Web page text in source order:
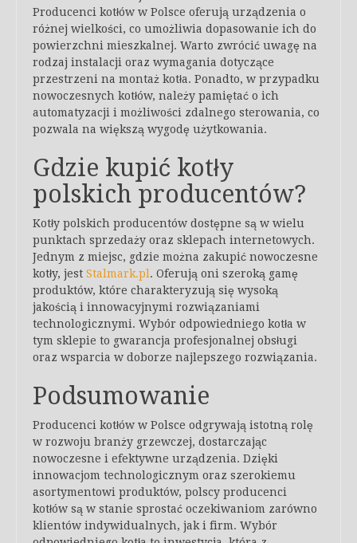
Producenci kotłów w Polsce oferują urządzenia o
różnej wielkości, co umożliwia dopasowanie ich do
powierzchni mieszkalnej. Warto zwrócić uwagę na
rodzaj instalacji oraz wymagania dotyczące
przestrzeni na montaż kotła. Ponadto, w przypadku
nowoczesnych kotłów, należy pamiętać o ich
automatyzacji i możliwości zdalnego sterowania, co
pozwala na większą wygodę użytkowania.
Gdzie kupić kotły
polskich producentów?
Kotły polskich producentów dostępne są w wielu
punktach sprzedaży oraz sklepach internetowych.
Jednym z miejsc, gdzie można zakupić nowoczesne
kotły, jest Stalmark.pl . Oferują oni szeroką gamę
produktów, które charakteryzują się wysoką
jakością i innowacyjnymi rozwiązaniami
technologicznymi. Wybór odpowiedniego kotła w
tym sklepie to gwarancja profesjonalnej obsługi
oraz wsparcia w doborze najlepszego rozwiązania.
Podsumowanie
Producenci kotłów w Polsce odgrywają istotną rolę
w rozwoju branży grzewczej, dostarczając
nowoczesne i efektywne urządzenia. Dzięki
innowacjom technologicznym oraz szerokiemu
asortymentowi produktów, polscy producenci
kotłów są w stanie sprostać oczekiwaniom zarówno
klientów indywidualnych, jak i firm. Wybór